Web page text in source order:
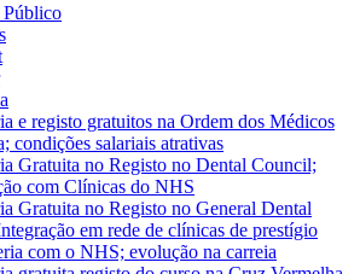
Público
e registo gratuitos na Ordem dos Médicos
condições salariais atrativas
Gratuita no Registo no Dental Council;
com Clínicas do NHS
Gratuita no Registo no General Dental
em rede de clínicas de prestígio
com o NHS; evolução na carreia